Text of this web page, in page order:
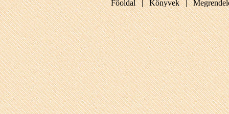
Főoldal | Könyvek |